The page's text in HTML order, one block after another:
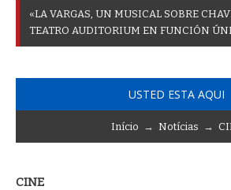
«LA VARGAS UN MUSICAL SOBRE CHAV
TEATRO AUDITORIUM EN FUNCIÓN ÚNI
USTED ESTA AQUI
Início → Notícias →
CINE